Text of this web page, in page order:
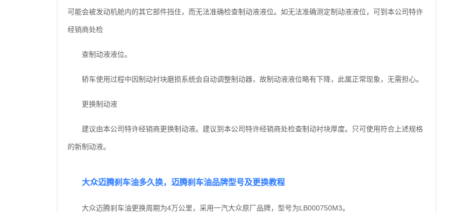
可能会被发动机舱内的其它部件挡住，而无法准确检查制动液液位。如无法准确测定制动液液位，可到本公司特许
经销商处检
查制动液液位。
轿车使用过程中因制动衬块磨损系统会自动调整制动器，故制动液液位略有下降，此属正常现象，无需担心。
更换制动液
建议由本公司特许经销商更换制动液。建议到本公司特许经销商处检查制动衬块厚度。只可使用符合上述规格
的新制动液。
大众迈腾刹车油多久换，迈腾刹车油品牌型号及更换教程
大众迈腾刹车油更换周期为4万公里，采用一汽大众原厂品牌，型号为LB000750M3。